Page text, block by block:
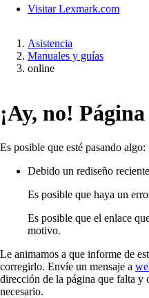
Visitar Lexmark.com
Asistencia
Manuales y guías
online
¡Ay, no!
Es posible que esté pasando algo:
Debido un rediseño
Es posible que haya un
Es posible que el enlace
motivo.
Le animamos a que informe de
corregirlo. Envíe un mensaje a
dirección de la página que falta y
necesario.